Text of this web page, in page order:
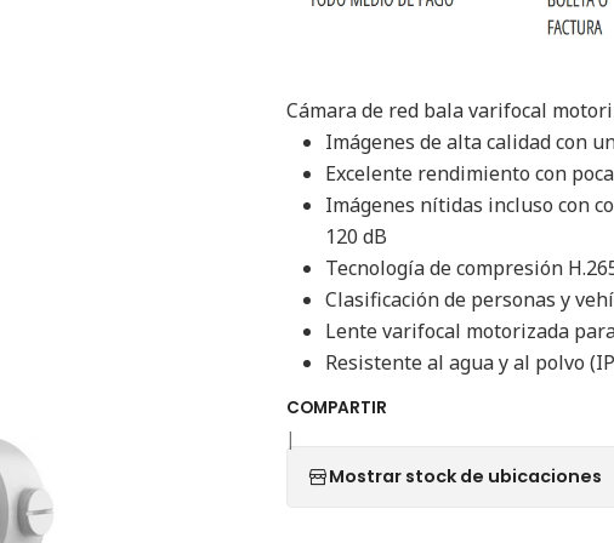
Cámara de red bala varifocal
Imágenes de alta calidad con
Excelente rendimiento con
Imágenes nítidas incluso con
120 dB
Tecnología de compresión
Clasificación de personas y
Lente varifocal motorizada
Resistente al agua y al polvo
COMPARTIR
|
Mostrar stock de ubicaciones